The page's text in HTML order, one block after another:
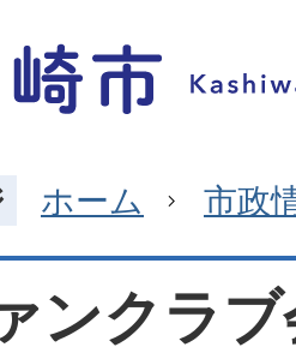
ホーム 市政
ンクラ